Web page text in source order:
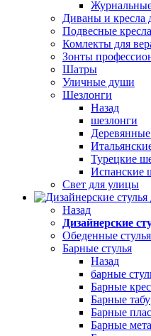
Диваны и кресла
Подвесные кресла
Комлекты для
Зонты
Шатры
Уличные души
Шезлонги
Назад
шезлонги
Турецкие
Испанские
Свет для улицы
Назад
Дизайнерские
Обеденные стулья
Барные стулья
Назад
барные
Барные
Барные
Барные
Барные